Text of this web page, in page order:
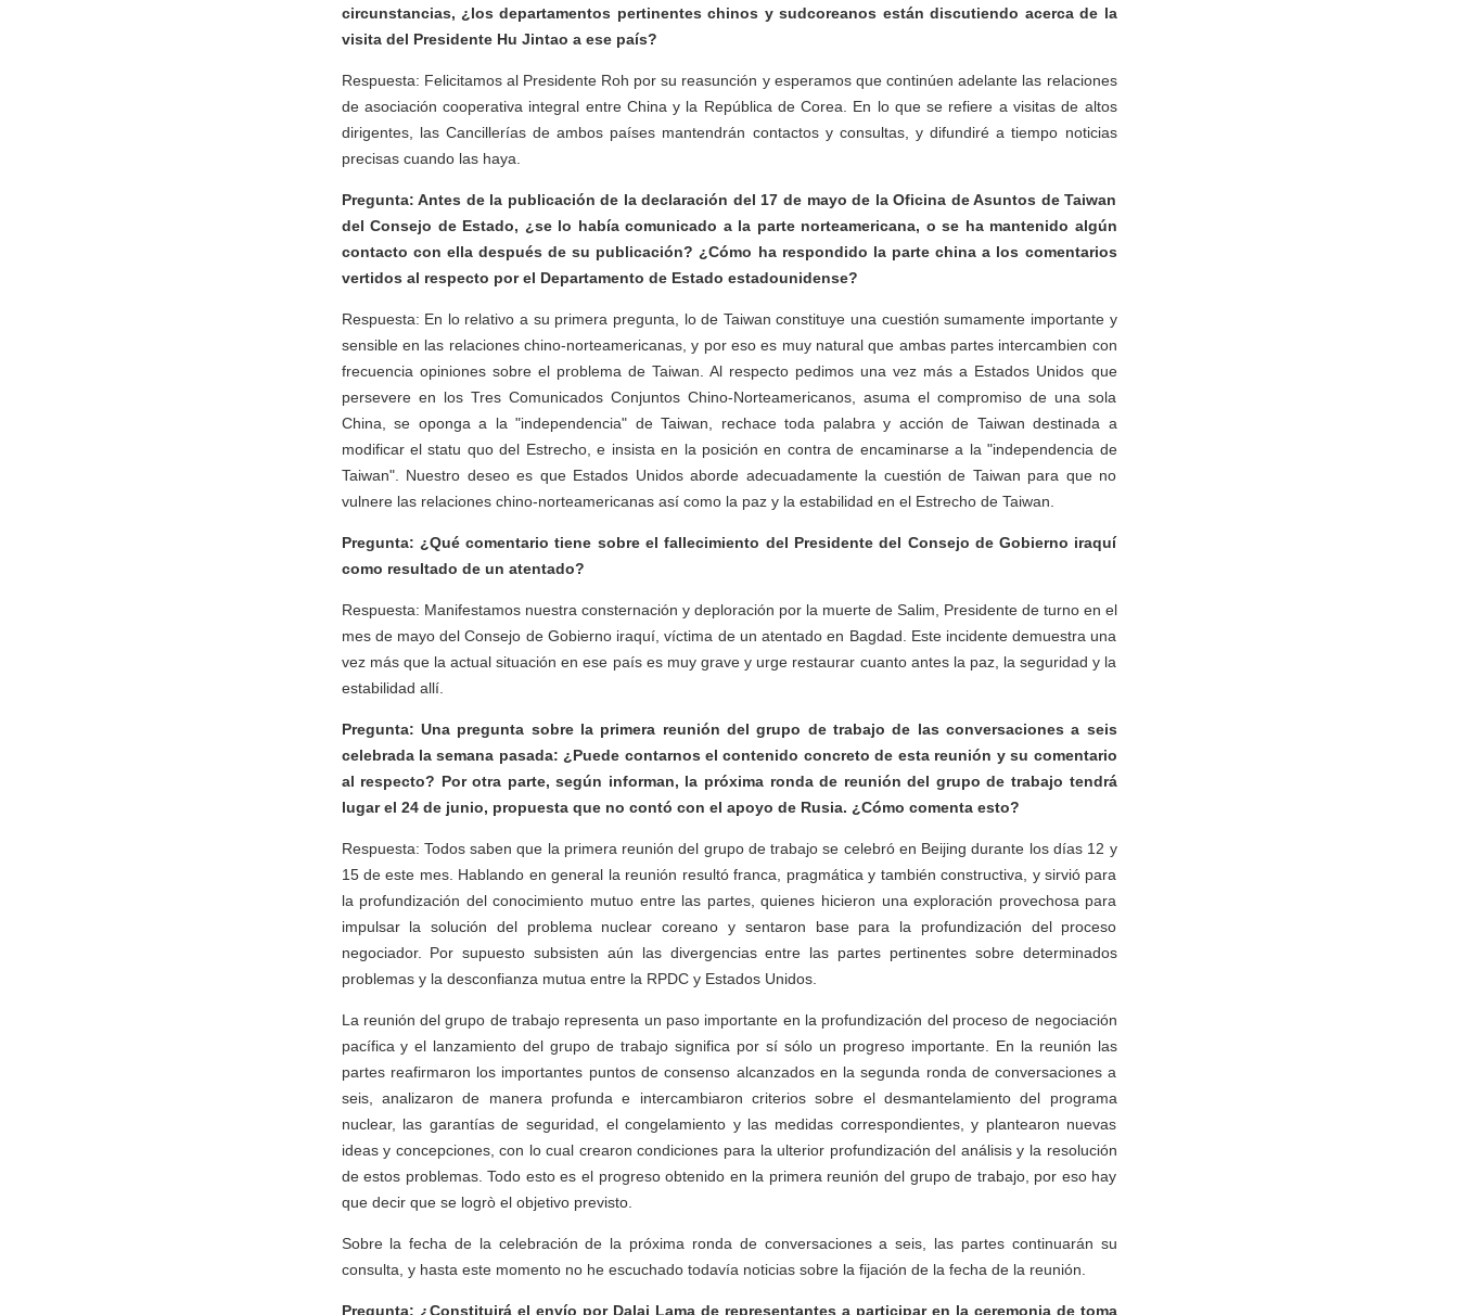
circunstancias, ¿los departamentos pertinentes chinos y sudcoreanos están discutiendo acerca de la
visita del Presidente Hu Jintao a ese país?
Respuesta: Felicitamos al Presidente Roh por su reasunción y esperamos que continúen adelante las relaciones
de asociación cooperativa integral entre China y la República de Corea. En lo que se refiere a visitas de altos
dirigentes, las Cancillerías de ambos países mantendrán contactos y consultas, y difundiré a tiempo noticias
precisas cuando las haya.
Pregunta: Antes de la publicación de la declaración del 17 de mayo de la Oficina de Asuntos de Taiwan
del Consejo de Estado, ¿se lo había comunicado a la parte norteamericana, o se ha mantenido algún
contacto con ella después de su publicación? ¿Cómo ha respondido la parte china a los comentarios
vertidos al respecto por el Departamento de Estado estadounidense?
Respuesta: En lo relativo a su primera pregunta, lo de Taiwan constituye una cuestión sumamente importante y
sensible en las relaciones chino-norteamericanas, y por eso es muy natural que ambas partes intercambien con
frecuencia opiniones sobre el problema de Taiwan. Al respecto pedimos una vez más a Estados Unidos que
persevere en los Tres Comunicados Conjuntos Chino-Norteamericanos, asuma el compromiso de una sola
China, se oponga a la "independencia" de Taiwan, rechace toda palabra y acción de Taiwan destinada a
modificar el statu quo del Estrecho, e insista en la posición en contra de encaminarse a la "independencia de
Taiwan". Nuestro deseo es que Estados Unidos aborde adecuadamente la cuestión de Taiwan para que no
vulnere las relaciones chino-norteamericanas así como la paz y la estabilidad en el Estrecho de Taiwan.
Pregunta: ¿Qué comentario tiene sobre el fallecimiento del Presidente del Consejo de Gobierno iraquí
como resultado de un atentado?
Respuesta: Manifestamos nuestra consternación y deploración por la muerte de Salim, Presidente de turno en el
mes de mayo del Consejo de Gobierno iraquí, víctima de un atentado en Bagdad. Este incidente demuestra una
vez más que la actual situación en ese país es muy grave y urge restaurar cuanto antes la paz, la seguridad y la
estabilidad allí.
Pregunta: Una pregunta sobre la primera reunión del grupo de trabajo de las conversaciones a seis
celebrada la semana pasada: ¿Puede contarnos el contenido concreto de esta reunión y su comentario
al respecto? Por otra parte, según informan, la próxima ronda de reunión del grupo de trabajo tendrá
lugar el 24 de junio, propuesta que no contó con el apoyo de Rusia. ¿Cómo comenta esto?
Respuesta: Todos saben que la primera reunión del grupo de trabajo se celebró en Beijing durante los días 12 y
15 de este mes. Hablando en general la reunión resultó franca, pragmática y también constructiva, y sirvió para
la profundización del conocimiento mutuo entre las partes, quienes hicieron una exploración provechosa para
impulsar la solución del problema nuclear coreano y sentaron base para la profundización del proceso
negociador. Por supuesto subsisten aún las divergencias entre las partes pertinentes sobre determinados
problemas y la desconfianza mutua entre la RPDC y Estados Unidos.
La reunión del grupo de trabajo representa un paso importante en la profundización del proceso de negociación
pacífica y el lanzamiento del grupo de trabajo significa por sí sólo un progreso importante. En la reunión las
partes reafirmaron los importantes puntos de consenso alcanzados en la segunda ronda de conversaciones a
seis, analizaron de manera profunda e intercambiaron criterios sobre el desmantelamiento del programa
nuclear, las garantías de seguridad, el congelamiento y las medidas correspondientes, y plantearon nuevas
ideas y concepciones, con lo cual crearon condiciones para la ulterior profundización del análisis y la resolución
de estos problemas. Todo esto es el progreso obtenido en la primera reunión del grupo de trabajo, por eso hay
que decir que se logrò el objetivo previsto.
Sobre la fecha de la celebración de la próxima ronda de conversaciones a seis, las partes continuarán su
consulta, y hasta este momento no he escuchado todavía noticias sobre la fijación de la fecha de la reunión.
Pregunta: ¿Constituirá el envío por Dalai Lama de representantes a participar en la ceremonia de toma